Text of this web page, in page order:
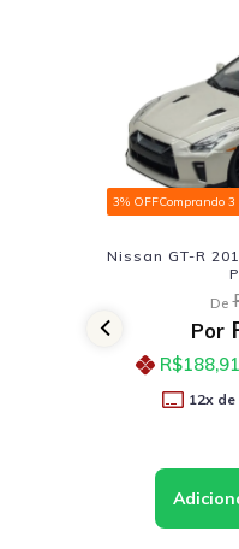
3% OFFComprando
Nissan GT-R
De
Por
R$188,91
12x de